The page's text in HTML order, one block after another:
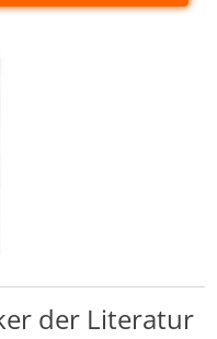
der Literatur